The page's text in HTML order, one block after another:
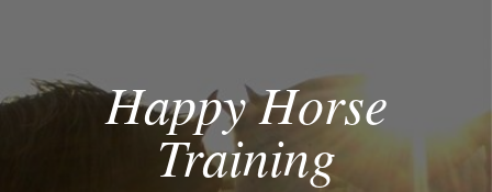
Happy Horse
Training